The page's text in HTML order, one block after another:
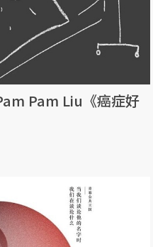
Pam Liu《癌症好